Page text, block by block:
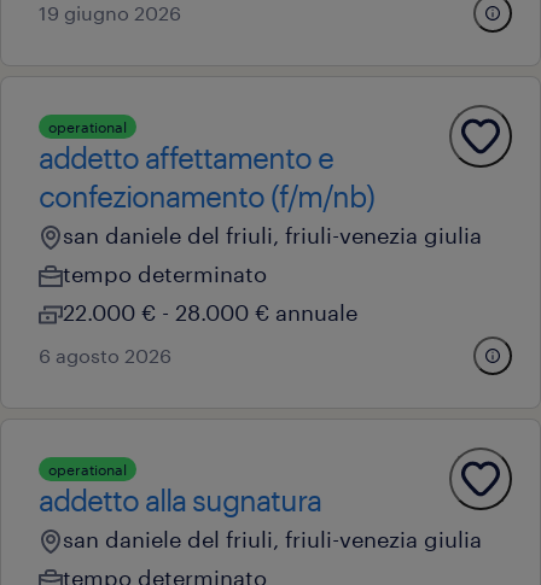
19 giugno 2026
operational
addetto affettamento e
confezionamento (f/m/nb)
san daniele del friuli, friuli-venezia giulia
tempo determinato
22.000 € - 28.000 € annuale
6 agosto 2026
operational
addetto alla sugnatura
san daniele del friuli, friuli-venezia giulia
tempo determinato